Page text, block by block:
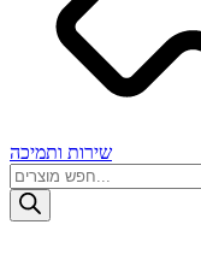
שירות ותמיכה
Products
search